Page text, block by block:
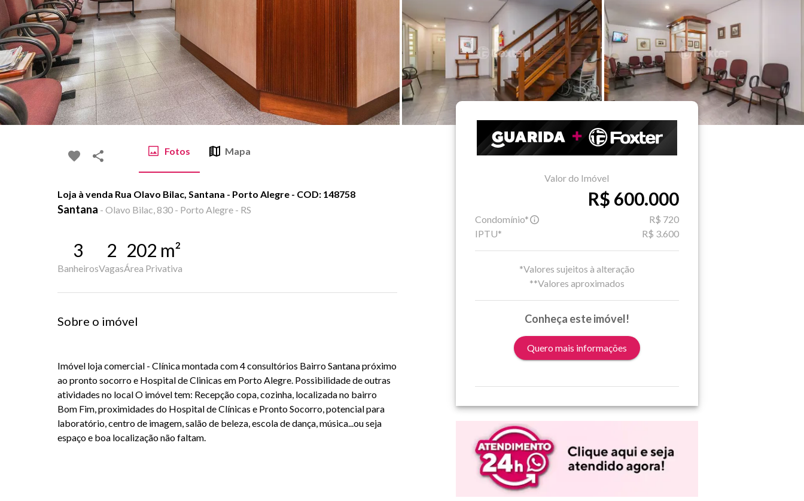
Fotos Mapa
Loja à venda Rua Olavo Bilac, Santana - Porto Alegre - COD: 148758
Santana - Olavo Bilac, 830 - Porto Alegre - RS
3
Banheiros
2
Vagas
202 m²
Área Privativa
Sobre o imóvel
Imóvel loja comercial - Clínica montada com 4 consultórios Bairro Santana próximo
ao pronto socorro e Hospital de Clinicas em Porto Alegre. Possibilidade de outras
atividades no local O imóvel tem: Recepção copa, cozinha, localizada no bairro
Bom Fim, proximidades do Hospital de Clínicas e Pronto Socorro, potencial para
laboratório, centro de imagem, salão de beleza, escola de dança, música...ou seja
espaço e boa localização não faltam.
Valor do Imóvel
R$ 600.000
Condomínio*
R$ 720
IPTU*
R$ 3.600
*Valores sujeitos à alteração
**Valores aproximados
Conheça este imóvel!
Quero mais informações